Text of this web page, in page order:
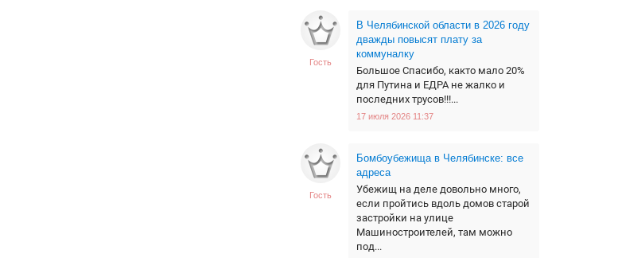
Гость
В Челябинской области в 2026 году
дважды повысят плату за
коммуналку
Большое Спасибо, както мало 20%
для Путина и ЕДРА не жалко и
последних трусов!!!...
17 июля 2026 11:37
Гость
Бомбоубежища в Челябинске: все
адреса
Убежищ на деле довольно много,
если пройтись вдоль домов старой
застройки на улице
Машиностроителей, там можно
под...